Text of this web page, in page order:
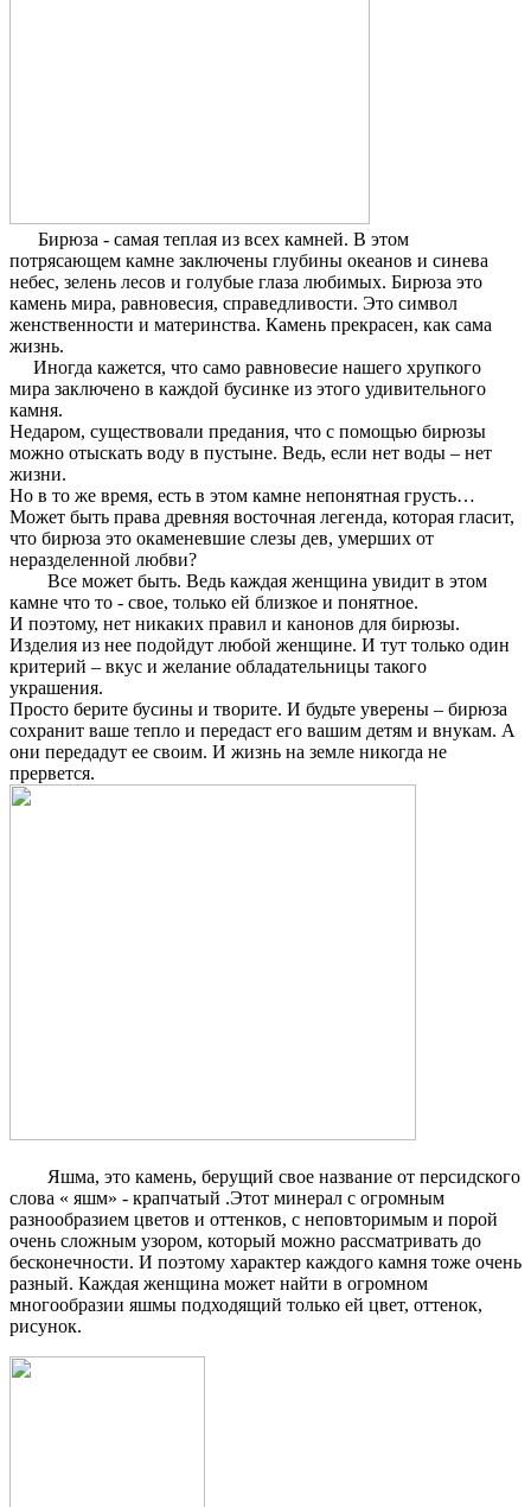
Бирюза - самая теплая из всех камней. В этом
потрясающем камне заключены глубины океанов и синева
небес, зелень лесов и голубые глаза любимых. Бирюза это
камень мира, равновесия, справедливости. Это символ
женственности и материнства. Камень прекрасен, как сама
жизнь.
Иногда кажется, что само равновесие нашего хрупкого
мира заключено в каждой бусинке из этого удивительного
камня.
Недаром, существовали предания, что с помощью бирюзы
можно отыскать воду в пустыне. Ведь, если нет воды – нет
жизни.
Но в то же время, есть в этом камне непонятная грусть…
Может быть права древняя восточная легенда, которая гласит,
что бирюза это окаменевшие слезы дев, умерших от
неразделенной любви?
Все может быть. Ведь каждая женщина увидит в этом
камне что то - свое, только ей близкое и понятное.
И поэтому, нет никаких правил и канонов для бирюзы.
Изделия из нее подойдут любой женщине. И тут только один
критерий – вкус и желание обладательницы такого
украшения.
Просто берите бусины и творите. И будьте уверены – бирюза
сохранит ваше тепло и передаст его вашим детям и внукам. А
они передадут ее своим. И жизнь на земле никогда не
прервется.
Яшма, это камень, берущий свое название от персидского
слова « яшм» - крапчатый .Этот минерал с огромным
разнообразием цветов и оттенков, с неповторимым и порой
очень сложным узором, который можно рассматривать до
бесконечности. И поэтому характер каждого камня тоже очень
разный. Каждая женщина может найти в огромном
многообразии яшмы подходящий только ей цвет, оттенок,
рисунок.